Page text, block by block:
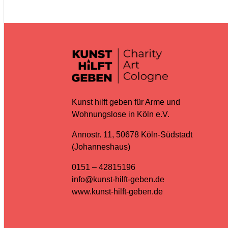
Kunst hilft geben für Arme und
Wohnungslose in Köln e.V.
Annostr. 11, 50678 Köln-Südstadt
(Johanneshaus)
0151 – 42815196
info@kunst-hilft-geben.de
www.kunst-hilft-geben.de